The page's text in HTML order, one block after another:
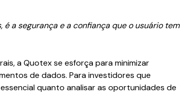
a segurança e a confiança que o usuário tem
a Quotex se esforça para minimizar
de dados. Para investidores que
quanto analisar as oportunidades de